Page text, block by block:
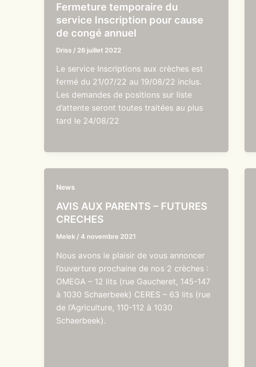
Fermeture temporaire du
service Inscription pour cause
de congé annuel
Driss / 26 juillet 2022
Le service Inscriptions aux crèches est
fermé du 21/07/22 au 19/08/22 inclus.
Les demandes de positions sur liste
d’attente seront toutes traitées au plus
tard le 24/08/22
News
AVIS AUX PARENTS – FUTURES
CRECHES
Melek /4 novembre 2021
Nous avons le plaisir de vous annoncer
l’ouverture prochaine de nos 2 crèches :
OMEGA – 12 lits (rue Gaucheret, 145-147
à 1030 Schaerbeek) CERES – 63 lits (rue
de l’Agriculture, 110-112 à 1030
Schaerbeek).